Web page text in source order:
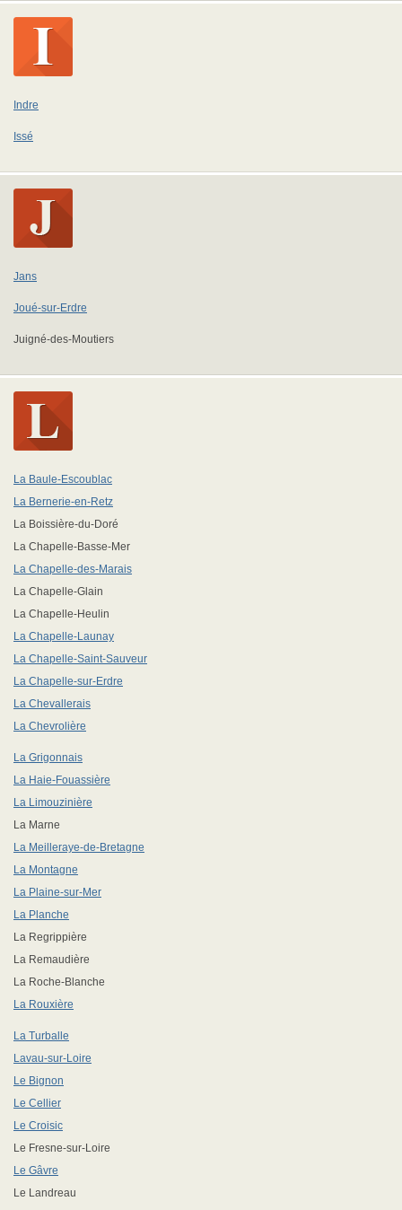
Indre
Issé
Jans
Joué-sur-Erdre
Juigné-des-Moutiers
La Baule-Escoublac
La Bernerie-en-Retz
La Boissière-du-Doré
La Chapelle-Basse-Mer
La Chapelle-des-Marais
La Chapelle-Glain
La Chapelle-Heulin
La Chapelle-Launay
La Chapelle-Saint-Sauveur
La Chapelle-sur-Erdre
La Chevallerais
La Chevrolière
La Grigonnais
La Haie-Fouassière
La Limouzinière
La Marne
La Meilleraye-de-Bretagne
La Montagne
La Plaine-sur-Mer
La Planche
La Regrippière
La Remaudière
La Roche-Blanche
La Rouxière
La Turballe
Lavau-sur-Loire
Le Bignon
Le Cellier
Le Croisic
Le Fresne-sur-Loire
Le Gâvre
Le Landreau